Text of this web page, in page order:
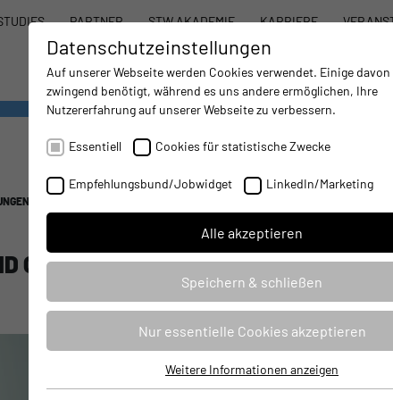
PARTNER STW AKADEMIE KARRIERE
STW SYSTEMBAUKASTEN PRODUKTE
AUTOMATISIERUNG- IMPROVING MOBILE MACHINES OPERATIONS
AUF DER SENSOR + TEST
CLOUDLÖSUNGEN AUF DER SENSOR
In Nürnberg zeigt Sensor-Technik Wiedemann GmbH
vom 10. bis 12. Mai seine Messtechnik- und
Datenschutzeinstellungen
Auf unserer Webseite werden Cookies verwendet. Einige davon
zwingend benötigt, während es uns andere ermöglichen, Ihre
Nutzererfahrung auf unserer Webseite zu verbessern.
Essentiell Cookies für statistische Zwecke
Empfehlungsbund/Jobwidget LinkedIn/Marketing
Alle akzeptieren
Speichern & schließen
Nur essentielle Cookies akzeptieren
Weitere Informationen anzeigen